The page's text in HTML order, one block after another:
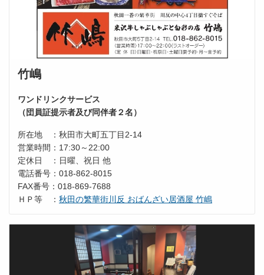
竹嶋
ワンドリンクサービス
（団員証提示者及び同伴者２名）
所在地 ：秋田市大町五丁目2-14
営業時間：17:30～22:00
定休日 ：日曜、祝日 他
電話番号：018-862-8015
FAX番号：018-869-7688
ＨＰ等 ： 秋田の繁華街川反 おばんざい居酒屋 竹嶋